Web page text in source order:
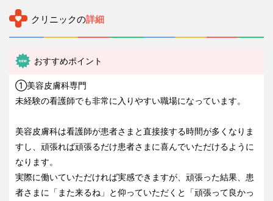
クリニックの詳細
おすすめポイント
①美容皮膚科専門
未経験の看護師でも非常に入りやすい職場になっています。
美容皮膚科は看護師が患者さまと直接接する時間が多くなりま
すし、頑張れば頑張るだけ患者さまに喜んでいただけるように
なります。
実際に働いていただければ実感できますが、頑張った結果、患
者さまに「また来るね」と仰っていただくと「頑張って良かっ